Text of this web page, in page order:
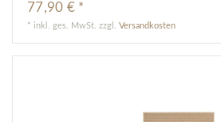
77,90 € *
* inkl. ges. MwSt. zzgl.Versandkosten